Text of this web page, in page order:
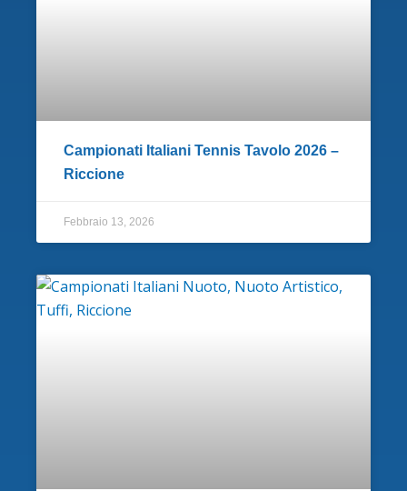
Campionati Italiani Tennis Tavolo 2026 –
Riccione
Febbraio 13, 2026